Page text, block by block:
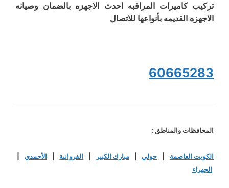
تركيب كاميرات المراقبه احدث الاجهزه بالضمان وصيانه
الاجهزه القديمه بأنواعها للاتصال
60665283
المحافظات والمناطق :
الكويت العاصمة حولي|مبارك الكبير الفروانية الأحمدي
الجهراء